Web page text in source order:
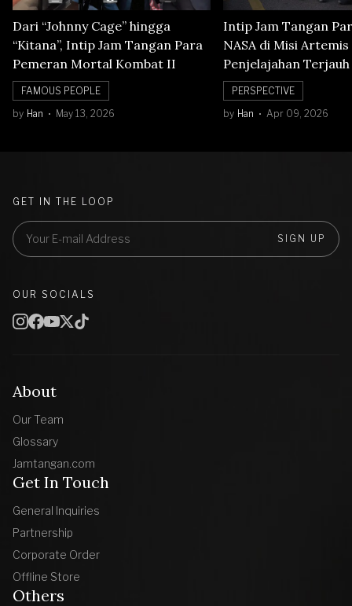
Dari “Johnny Cage” hingga
“Kitana”, Intip Jam Tangan Para
Pemeran Mortal Kombat II
FAMOUS PEOPLE
by Han May 13, 2026
Intip Jam Tangan
NASA di Misi
Penjelajahan
Orbit Bulan
PERSPECTIVE
by Han Apr 09, 2026
About
Our Team
Glossary
Jamtangan.com
Get In Touch
General Inquiries
Partnership
Corporate Order
Offline Store
Others
GET IN THE LOOP
SIGN UP
OUR SOCIALS